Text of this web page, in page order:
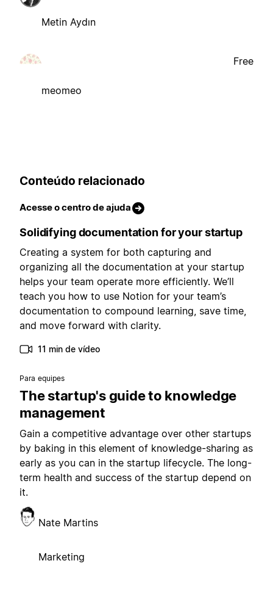
Metin Aydın
meomeo
Free
Conteúdo relacionado
Acesse o centro de ajuda
Solidifying documentation for your startup
Creating a system for both capturing and
organizing all the documentation at your startup
helps your team operate more efficiently. We’ll
teach you how to use Notion for your team’s
documentation to compound learning, save time,
and move forward with clarity.
11 min de vídeo
Para equipes
The startup's guide to knowledge
management
Gain a competitive advantage over other startups
by baking in this element of knowledge-sharing as
early as you can in the startup lifecycle. The long-
term health and success of the startup depend on
it.
Nate Martins
Marketing